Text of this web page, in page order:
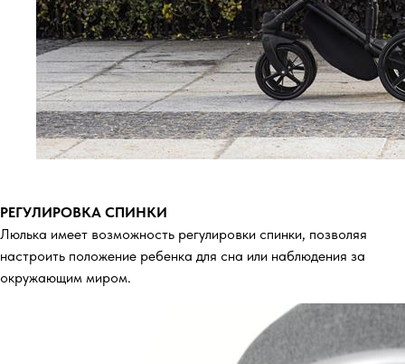
РЕГУЛИРОВКА СПИНКИ
Люлька имеет возможность регулировки спинки, позволяя
настроить положение ребенка для сна или наблюдения за
окружающим миром.